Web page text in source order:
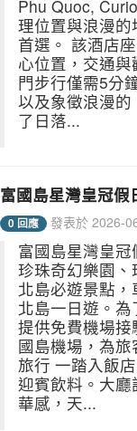
Phu Quoc,
理位置與浪漫
首選。 該酒店
心位置，交通
門步行僅需5分
以及象徵浪漫
了日落...
富國島星灣皇冠
0 回應 發表於 2026-
富國島星灣皇
珍珠奇幻樂園
北島必遊景點
北島一日遊。
提供免費機場
國島機場，為
旅行 一踏入飯
迎賓飲料。大
華感，天...